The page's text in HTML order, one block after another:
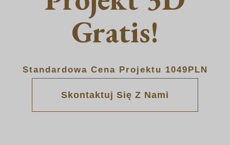
Gratis!
Standardowa Cena Projektu 1049PLN
Skontaktuj Się Z Nami